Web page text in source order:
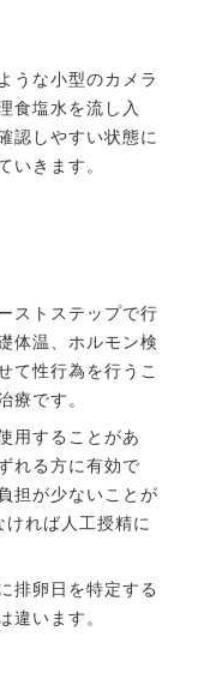
うな小型のカメラ
食塩水を流し入
認しやすい状態に
いきます。
ストステップで行
体温、ホルモン検
て性行為を行うこ
療です。
用することがあ
れる方に有効で
担が少ないことが
れば人工授精に
排卵日を特定する
違います。